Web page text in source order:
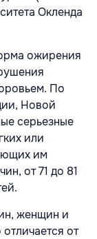
Окленда
ожирения
По
Новой
серьезные
или
им
от 71 до 81
женщин и
от